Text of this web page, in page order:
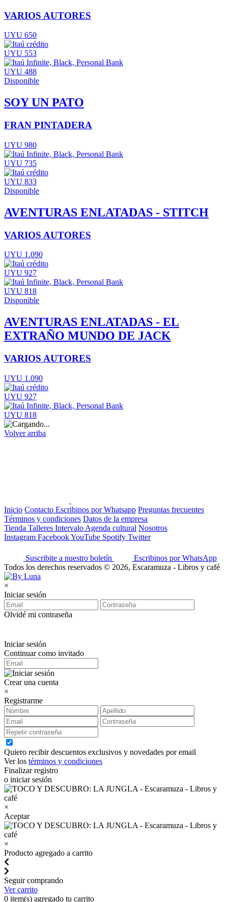
VARIOS AUTORES
UYU 650
UYU 553
UYU 488
Disponible
SOY UN PATO
FRAN PINTADERA
UYU 980
UYU 735
UYU 833
Disponible
AVENTURAS ENLATADAS - STITCH
VARIOS AUTORES
UYU 1.090
UYU 927
UYU 818
Disponible
AVENTURAS ENLATADAS - EL
EXTRAÑO MUNDO DE JACK
VARIOS AUTORES
UYU 1.090
UYU 927
UYU 818
Volver arriba
Inicio Contacto Escribinos por Whatsapp Preguntas frecuentes
Términos y condiciones Datos de la empresa
Tienda Talleres Intervalo Agenda cultural Nosotros
Instagram FacebookYouTube Spotify Twitter
Suscribite a nuestro boletín
Escribinos por WhatsApp
Todos los derechos reservados © 2026, Escaramuza - Libros y café
×
Iniciar sesión
Olvidé mi contraseña
Iniciar sesión
Continuar como invitado
Crear una cuenta
×
Registrarme
Quiero recibir descuentos exclusivos y novedades por email
Ver los términos y condiciones
Finalizar registro
o iniciar sesión
×
Aceptar
×
Producto agregado a carrito
Seguir comprando
Ver carrito
0 item(s) agregado tu carrito